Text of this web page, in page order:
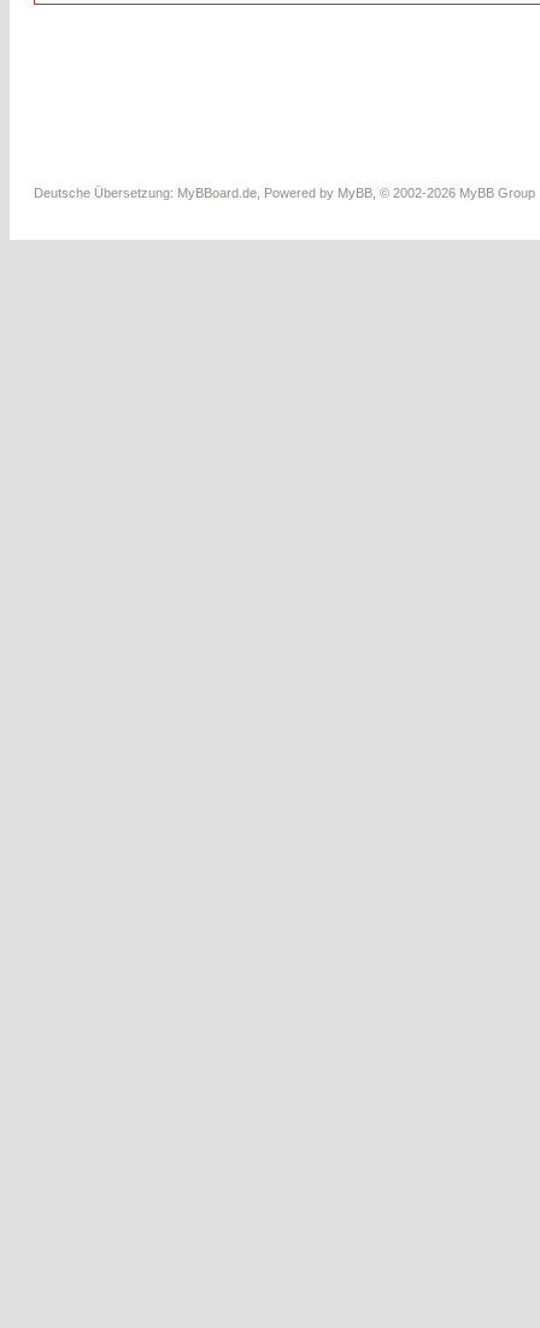
Deutsche Übersetzung: MyBBoard.de , Powered by MyBB , © 2002-2026 MyBB Group